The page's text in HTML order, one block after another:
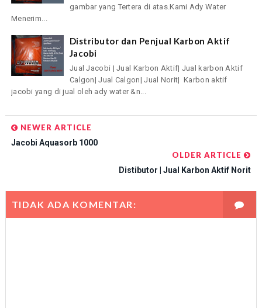
gambar yang Tertera di atas.Kami Ady Water
Menerim...
Distributor dan Penjual Karbon Aktif
Jacobi
Jual Jacobi | Jual Karbon Aktif| Jual karbon Aktif
Calgon| Jual Calgon| Jual Norit| Karbon aktif
jacobi yang di jual oleh ady water &n...
NEWER ARTICLE
Jacobi Aquasorb 1000
OLDER ARTICLE
Distibutor | Jual Karbon Aktif Norit
TIDAK ADA KOMENTAR: